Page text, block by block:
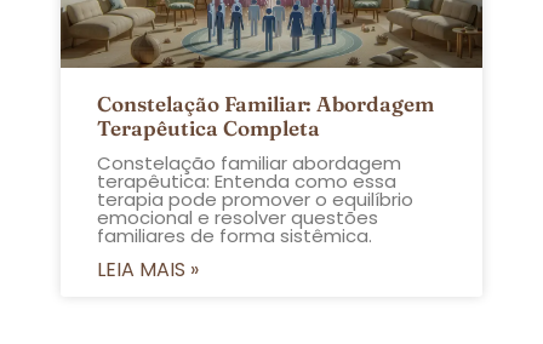
Constelação Familiar: Abordagem
Terapêutica Completa
Constelação familiar abordagem
terapêutica: Entenda como essa
terapia pode promover o equilíbrio
emocional e resolver questões
familiares de forma sistêmica.
LEIA MAIS »